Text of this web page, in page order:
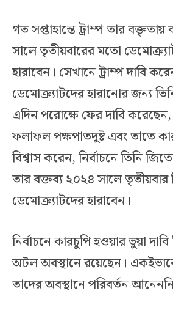
গত সপ্তাহান্তে ট্রাম্প তার
সালে তৃতীয়বারের মতো ডেমোক্র্যাট
হারাবেন। সেখানে ট্রাম্প দাবি
ডেমোক্র্যাটদের হারানোর জন্য
এদিন পরোক্ষে ফের দাবি করেছেন,
ফলাফল পক্ষপাতদুষ্ট এবং তাতে
বিশ্বাস করেন, নির্বাচনে তিনি
তার বক্তব্য ২০২৪ সালে তৃতীয়বার
ডেমোক্র্যাটদের হারাবেন।
নির্বাচনে কারচুপি হওয়ার ভুয়া
অটল অবস্থানে রয়েছেন।
তাদের অবস্থানে পরিবর্তন